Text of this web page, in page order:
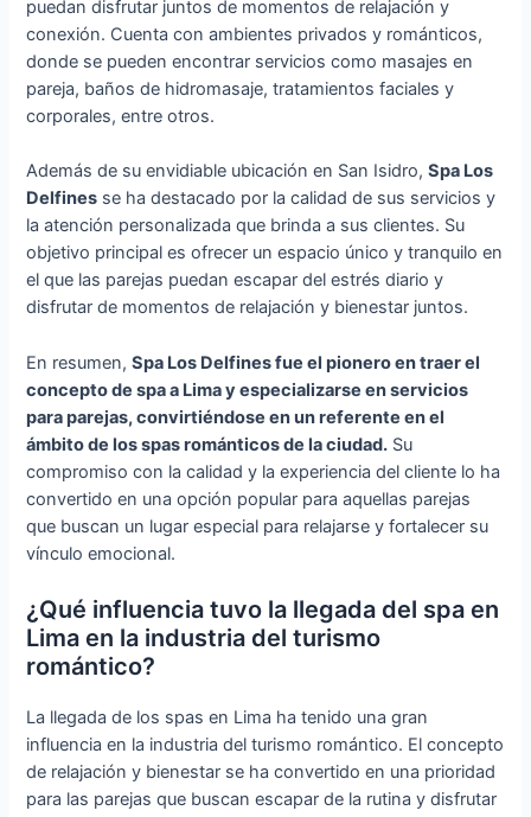
puedan disfrutar juntos de momentos de relajación y
conexión. Cuenta con ambientes privados y románticos,
donde se pueden encontrar servicios como masajes en
pareja, baños de hidromasaje, tratamientos faciales y
corporales, entre otros.
Además de su envidiable ubicación en San Isidro,Spa Los
Delfines se ha destacado por la calidad de sus servicios y
la atención personalizada que brinda a sus clientes. Su
objetivo principal es ofrecer un espacio único y tranquilo en
el que las parejas puedan escapar del estrés diario y
disfrutar de momentos de relajación y bienestar juntos.
En resumen,Spa Los Delfines fue el pionero en traer el
concepto de spa a Lima y especializarse en servicios
para parejas, convirtiéndose en un referente en el
ámbito de los spas románticos de la ciudad. Su
compromiso con la calidad y la experiencia del cliente lo ha
convertido en una opción popular para aquellas parejas
que buscan un lugar especial para relajarse y fortalecer su
vínculo emocional.
¿Qué influencia tuvo la llegada del spa en
Lima en la industria del turismo
romántico?
La llegada de los spas en Lima ha tenido una gran
influencia en la industria del turismo romántico. El concepto
de relajación y bienestar se ha convertido en una prioridad
para las parejas que buscan escapar de la rutina y disfrutar